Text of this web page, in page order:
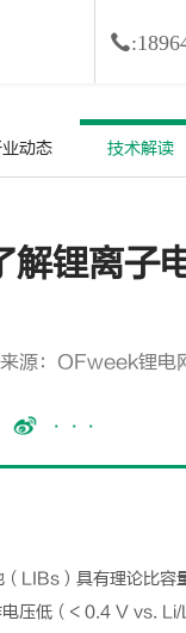
动态 技术解读
解锂离子
来源：OFweek锂电
···
（ LIBs ）具有理论比容
压低 （ < 0.4 V vs. Li/